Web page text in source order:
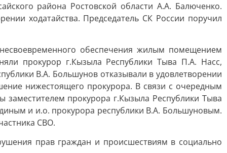
района Ростовской области А.А. Балюченко.
ходатайства. Председатель СК России поручил
обеспечения жилым помещением
прокурор г.Кызыла Республики Тыва П.А. Насс,
В.А. Большунов отказывали в удовлетворении
нижестоящего прокурора. В связи с очередным
прокурора г.Кызыла Республики Тыва
и и.о. прокурора республики В.А. Большуновым.
СВО.
прав граждан и происшествиям в социально